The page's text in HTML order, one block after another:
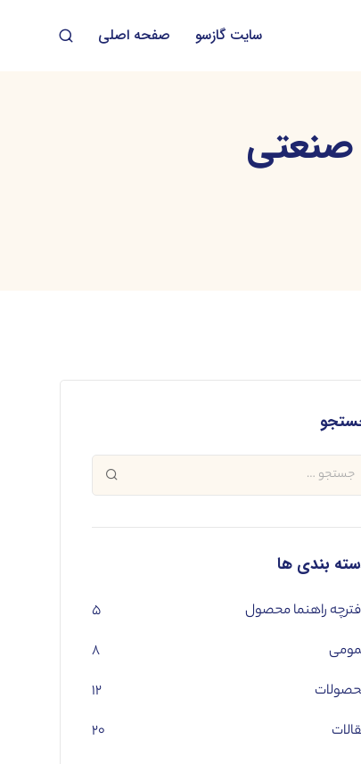
صفحه اصلی سایت گازسو
بندی ها
راهنما محصول
۵
۸
۱۲
۲۰